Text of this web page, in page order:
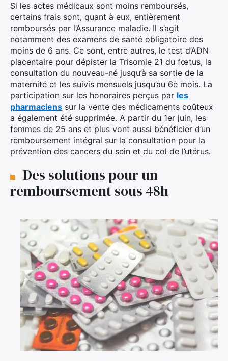
Si les actes médicaux sont moins remboursés,
certains frais sont, quant à eux, entièrement
remboursés par l’Assurance maladie. Il s’agit
notamment des examens de santé obligatoire des
moins de 6 ans. Ce sont, entre autres, le test d’ADN
placentaire pour dépister la Trisomie 21 du fœtus, la
consultation du nouveau-né jusqu’à sa sortie de la
maternité et les suivis mensuels jusqu’au 6è mois. La
participation sur les honoraires perçus par les
pharmaciens sur la vente des médicaments coûteux
a également été supprimée. A partir du 1er juin, les
femmes de 25 ans et plus vont aussi bénéficier d’un
remboursement intégral sur la consultation pour la
prévention des cancers du sein et du col de l’utérus.
Des solutions pour un
remboursement sous 48h